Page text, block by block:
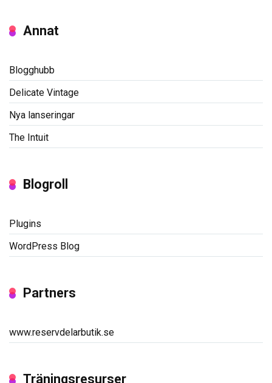
Annat
Blogghubb
Delicate Vintage
Nya lanseringar
The Intuit
Blogroll
Plugins
WordPress Blog
Partners
www.reservdelarbutik.se
Träningsresurser